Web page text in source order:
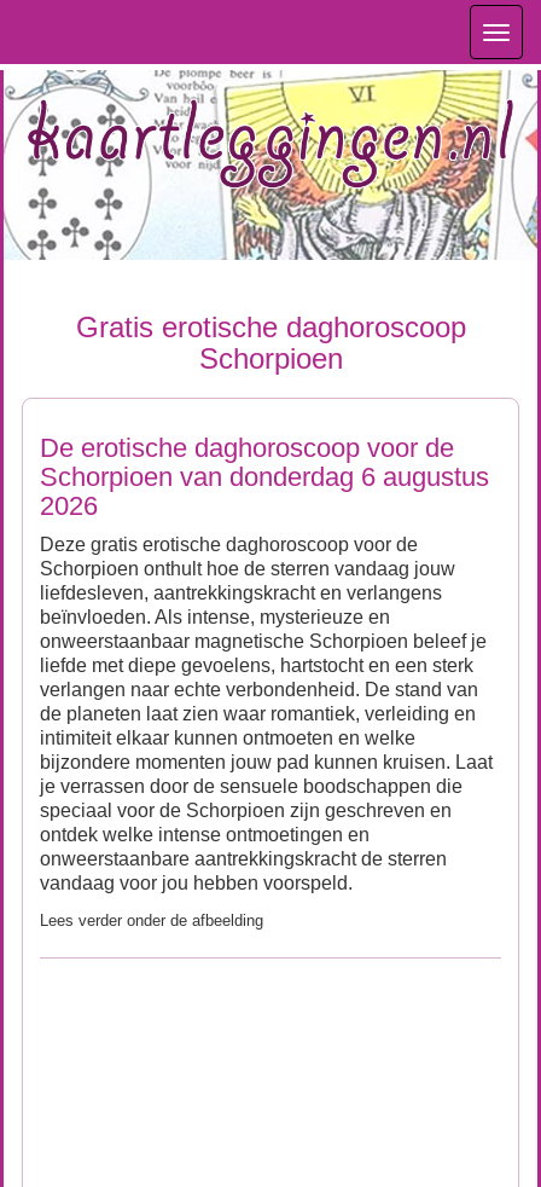
Gratis erotische daghoroscoop
Schorpioen
De erotische daghoroscoop voor de
Schorpioen van donderdag 6 augustus
2026
Deze gratis erotische daghoroscoop voor de
Schorpioen onthult hoe de sterren vandaag jouw
liefdesleven, aantrekkingskracht en verlangens
beïnvloeden. Als intense, mysterieuze en
onweerstaanbaar magnetische Schorpioen beleef je
liefde met diepe gevoelens, hartstocht en een sterk
verlangen naar echte verbondenheid. De stand van
de planeten laat zien waar romantiek, verleiding en
intimiteit elkaar kunnen ontmoeten en welke
bijzondere momenten jouw pad kunnen kruisen. Laat
je verrassen door de sensuele boodschappen die
speciaal voor de Schorpioen zijn geschreven en
ontdek welke intense ontmoetingen en
onweerstaanbare aantrekkingskracht de sterren
vandaag voor jou hebben voorspeld.
Lees verder onder de afbeelding